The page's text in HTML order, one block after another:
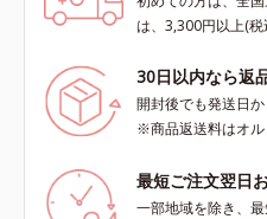
は、3,300円以上(
30日以内なら返
開封後でも発送日
※商品返送料はオ
最短ご注文翌日
一部地域を除き、